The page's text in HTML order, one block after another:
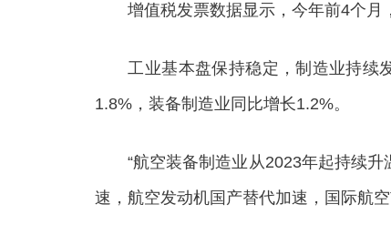
增值税发票数据显示，今年前4个月，
工业基本盘保持稳定，制造业持续发
1.8%，装备制造业同比增长1.2%。
“航空装备制造业从2023年起持续升
速，航空发动机国产替代加速，国际航